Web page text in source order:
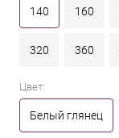
140 160
320 360
Цвет:
Белый глянец